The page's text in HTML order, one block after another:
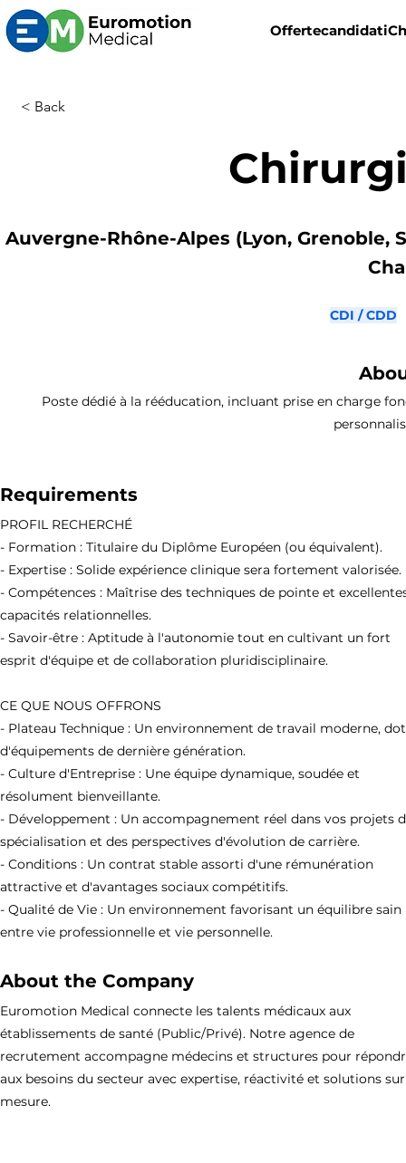
Offertecandidati
< Back
Auvergne-Rhône-Alpes (Lyon, Grenoble,
CDI / CDD
Poste dédié à la rééducation, incluant prise en charge
Requirements
PROFIL RECHERCHÉ
- Formation : Titulaire du Diplôme Européen (ou équivalent).
- Expertise : Solide expérience clinique sera fortement valorisée.
- Compétences : Maîtrise des techniques de pointe et
capacités relationnelles.
- Savoir-être : Aptitude à l'autonomie tout en cultivant un fort
esprit d'équipe et de collaboration pluridisciplinaire.
CE QUE NOUS OFFRONS
- Plateau Technique : Un environnement de travail moderne,
d'équipements de dernière génération.
- Culture d'Entreprise : Une équipe dynamique, soudée et
résolument bienveillante.
- Développement : Un accompagnement réel dans vos projets
spécialisation et des perspectives d'évolution de carrière.
- Conditions : Un contrat stable assorti d'une rémunération
attractive et d'avantages sociaux compétitifs.
- Qualité de Vie : Un environnement favorisant un équilibre sain
entre vie professionnelle et vie personnelle.
About the Company
Euromotion Medical connecte les talents médicaux aux
établissements de santé (Public/Privé). Notre agence de
recrutement accompagne médecins et structures pour
aux besoins du secteur avec expertise, réactivité et solutions sur
mesure.